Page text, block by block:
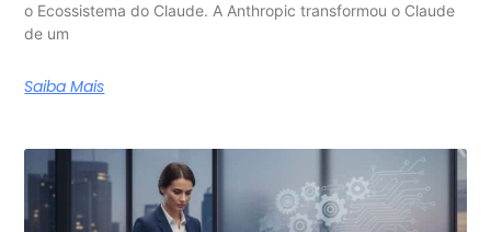
o Ecossistema do Claude. A Anthropic transformou o Claude
de um
Saiba Mais